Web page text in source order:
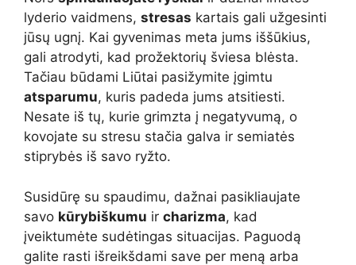
lyderio vaidmens, stresas kartais gali užgesinti
jūsų ugnį. Kai gyvenimas meta jums iššūkius,
gali atrodyti, kad prožektorių šviesa blėsta.
Tačiau būdami Liūtai pasižymite įgimtu
atsparumu, kuris padeda jums atsitiesti.
Nesate iš tų, kurie grimzta į negatyvumą, o
kovojate su stresu stačia galva ir semiatės
stiprybės iš savo ryžto.
Susidūrę su spaudimu, dažnai pasikliaujate
savo kūrybiškumu ir charizma, kad
įveiktumėte sudėtingas situacijas. Paguodą
galite rasti išreikšdami save per meną arba